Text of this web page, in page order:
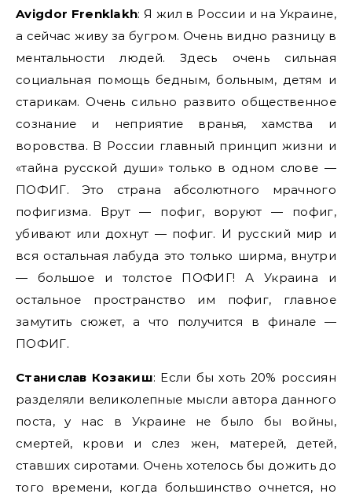
Avigdor Frenklakh: Я жил в России и на Украине,
а сейчас живу за бугром. Очень видно разницу в
ментальности людей. Здесь очень сильная
социальная помощь бедным, больным, детям и
старикам. Очень сильно развито общественное
сознание и неприятие вранья, хамства и
воровства. В России главный принцип жизни и
«тайна русской души» только в одном слове —
ПОФИГ. Это страна абсолютного мрачного
пофигизма. Врут — пофиг, воруют — пофиг,
убивают или дохнут — пофиг. И русский мир и
вся остальная лабуда это только ширма, внутри
— большое и толстое ПОФИГ! А Украина и
остальное пространство им пофиг, главное
замутить сюжет, а что получится в финале —
ПОФИГ.
Станислав Козакиш: Если бы хоть 20% россиян
разделяли великолепные мысли автора данного
поста, у нас в Украине не было бы войны,
смертей, крови и слез жен, матерей, детей,
ставших сиротами. Очень хотелось бы дожить до
того времени, когда большинство очнется, но